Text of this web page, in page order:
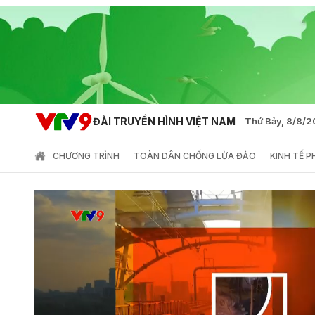
ĐÀI TRUYỀN HÌNH VIỆT NAM Thứ Bảy, 8/8/
CHƯƠNG TRÌNH TOÀN DÂN CHỐNG LỪA ĐẢO KINH TẾ